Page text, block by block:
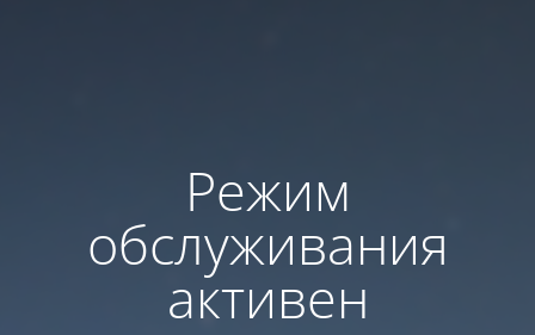
Режим
обслуживания
активен